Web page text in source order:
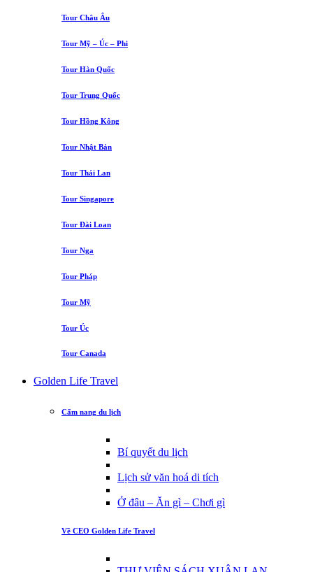
Tour Châu Âu
Tour Mỹ – Úc – Phi
Tour Hàn Quốc
Tour Trung Quốc
Tour Hồng Kông
Tour Nhật Bản
Tour Thái Lan
Tour Singapore
Tour Đài Loan
Tour Nga
Tour Pháp
Tour Mỹ
Tour Úc
Tour Canada
Golden Life Travel
Cẩm nang du lịch
Bí quyết du lịch
Lịch sử văn hoá di tích
Ở đâu – Ăn gì – Chơi gì
Về CEO Golden Life Travel